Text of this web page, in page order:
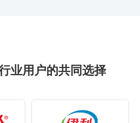
业用户的共同选择